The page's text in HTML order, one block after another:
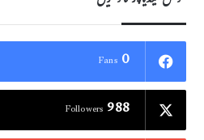
0
Fans
988
Followers